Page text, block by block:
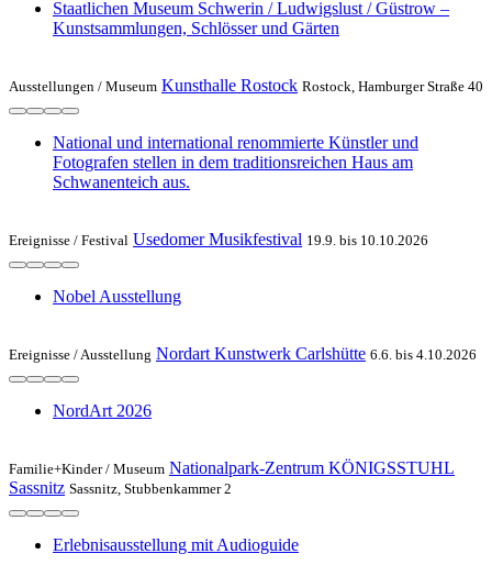
Staatlichen Museum Schwerin / Ludwigslust / Güstrow –
Kunstsammlungen, Schlösser und Gärten
Ausstellungen / Museum Kunsthalle Rostock Rostock, Hamburger Straße 40
National und international renommierte Künstler und
Fotografen stellen in dem traditionsreichen Haus am
Schwanenteich aus.
Ereignisse / Festival Usedomer Musikfestival 19.9. bis 10.10.2026
Nobel Ausstellung
Ereignisse / Ausstellung Nordart Kunstwerk Carlshütte 6.6. bis 4.10.2026
NordArt 2026
Familie+Kinder / Museum Nationalpark-Zentrum KÖNIGSSTUHL
Sassnitz Sassnitz, Stubbenkammer 2
Erlebnisausstellung mit Audioguide